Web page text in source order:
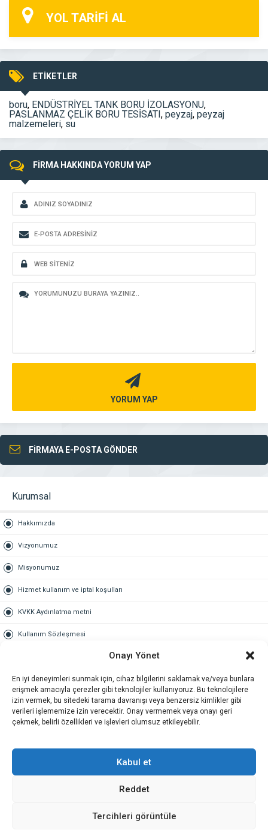
Onayı Yönet
En iyi deneyimleri sunmak için, cihaz bilgilerini saklamak ve/veya bunlara
erişmek amacıyla çerezler gibi teknolojiler kullanıyoruz. Bu teknolojilere
izin vermek, bu sitedeki tarama davranışı veya benzersiz kimlikler gibi
verileri işlememize izin verecektir. Onay vermemek veya onayı geri
çekmek, belirli özellikleri ve işlevleri olumsuz etkileyebilir.
Kabul et
Reddet
Tercihleri görüntüle
YOL TARİFİ AL
ETİKETLER
boru, ENDÜSTRİYEL TANK BORU İZOLASYONU,
PASLANMAZ ÇELİK BORU TESİSATI, peyzaj, peyzaj
malzemeleri, su
FİRMA HAKKINDA YORUM YAP
YORUM YAP
FİRMAYA E-POSTA GÖNDER
Kurumsal
Hakkımızda
Vizyonumuz
Misyonumuz
Hizmet kullanım ve iptal koşulları
KVKK Aydınlatma metni
Kullanım Sözleşmesi
Gold üyelik nedir
Kariyer